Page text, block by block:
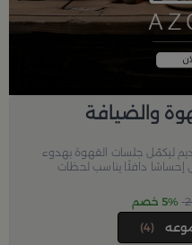
والضيافة
ليكمّل جلسات القهوة بهدوء
إحساسًا دافئًا يناسب لحظات
5% خصم
(4)